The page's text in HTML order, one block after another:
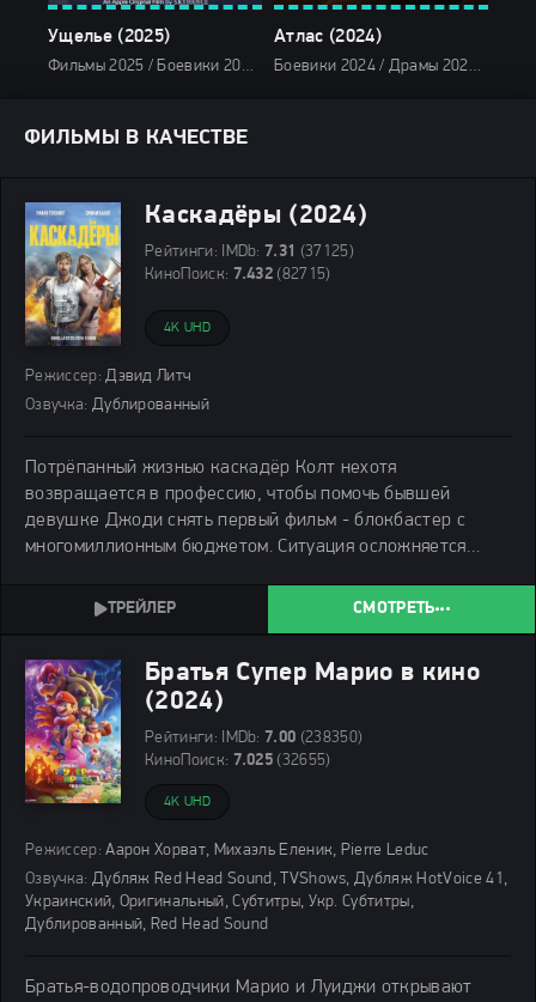
Ущелье (2025)
Фильмы 2025 / Боевики 2025 / Мелодрамы 2025 / Фильмы-приключения 2025 / Ужасы 2025 / Фантастические 2025 / Зарубежные фильмы 2025 / Новинки кино 2025 / Последние фильмы 2025 / Популярные фильмы / Смотреть фильмы онлайн
Атлас (2024)
Боевики 2024 / Драмы 2024 / Фантастические 2024 / Зарубежные фильмы 2024 / Новинки кино 2024 / Последние фильмы 2024 / Фильмы лета 2024 / Фильмы 4K / Фильмы 2024 / Популярные фильмы / Смотреть фильмы онлайн
ФИЛЬМЫ В КАЧЕСТВЕ
Каскадёры (2024)
Рейтинги: IMDb: 7.31 (37125)
КиноПоиск: 7.432 (82715)
4K UHD
Режиссер: Дэвид Литч
Озвучка: Дублированный
Потрёпанный жизнью каскадёр Колт нехотя
возвращается в профессию, чтобы помочь бывшей
девушке Джоди снять первый фильм - блокбастер с
многомиллионным бюджетом. Ситуация осложняется
СМОТРЕТЬ
Братья Супер Марио в кино
(2024)
Рейтинги: IMDb: 7.00 (238350)
КиноПоиск: 7.025 (32655)
4K UHD
Режиссер: Аарон Хорват, Михаэль Еленик, Pierre Leduc
Озвучка: Дубляж Red Head Sound, TVShows, Дубляж HotVoice 41,
Украинский, Оригинальный, Субтитры, Укр. Субтитры,
Дублированный, Red Head Sound
Братья-водопроводчики Марио и Луиджи открывают